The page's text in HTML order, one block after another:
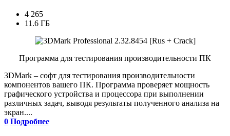
4 265
11.6 ГБ
Программа для тестирования производительности ПК
3DMark – софт для тестирования производительности
компонентов вашего ПК. Программа проверяет мощность
графического устройства и процессора при выполнении
различных задач, выводя результаты полученного анализа на
экран....
0 Подробнее